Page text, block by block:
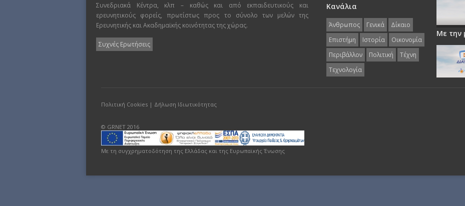
Συνεδριακά Κέντρα, κλπ – καθώς και από εκπαιδευτικούς και
ερευνητικούς φορείς, πρωτίστως προς το σύνολο των μελών της
Ερευνητικής και Ακαδημαϊκής κοινότητας της χώρας.
Συχνές Ερωτήσεις
Κανάλια
Άνθρωπος Γενικά
Δίκαιο
Επιστήμη
Ιστορία
Οικονομία
Περιβάλλον
Πολιτική
Τέχνη
Τεχνολογία
Με την
Πολιτική Cookies | Δήλωση Ιδιωτικότητας
© GRNET 2016
Με τη συγχρηματοδότηση της Ελλάδας και της Ευρωπαϊκής Ένωσης